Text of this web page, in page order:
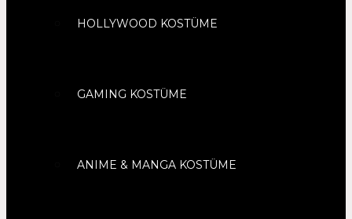
HOLLYWOOD KOSTÜME
GAMING KOSTÜME
ANIME & MANGA KOSTÜME